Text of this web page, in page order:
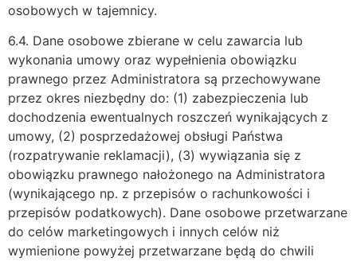
osobowych w tajemnicy.
6.4. Dane osobowe zbierane w celu zawarcia lub
wykonania umowy oraz wypełnienia obowiązku
prawnego przez Administratora są przechowywane
przez okres niezbędny do: (1) zabezpieczenia lub
dochodzenia ewentualnych roszczeń wynikających z
umowy, (2) posprzedażowej obsługi Państwa
(rozpatrywanie reklamacji), (3) wywiązania się z
obowiązku prawnego nałożonego na Administratora
(wynikającego np. z przepisów o rachunkowości i
przepisów podatkowych). Dane osobowe przetwarzane
do celów marketingowych i innych celów niż
wymienione powyżej przetwarzane będą do chwili